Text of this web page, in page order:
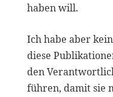
haben will.
Ich habe aber
diese
den
führen, damit sie